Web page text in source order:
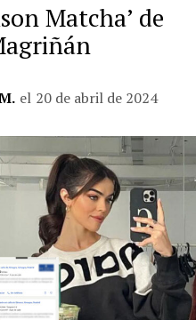
Matcha’ de
el 20 de abril de 2024